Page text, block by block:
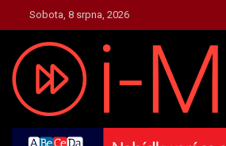
to
content
Sobota, 8 srpna, 2026
TOP.I-MAG.CZ
Magazín Zpravodajství